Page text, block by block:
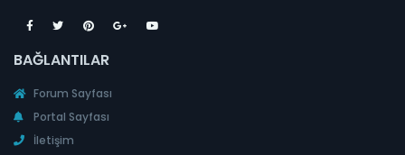
BAĞLANTILAR
Forum Sayfası
Portal Sayfası
İletişim